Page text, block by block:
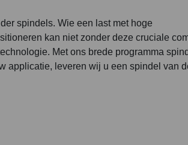
spindels. Wie een last met hoge
kan niet zonder deze cruciale
Met ons brede programma
applicatie, leveren wij u een spindel van